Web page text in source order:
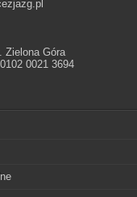
Zielona Góra
0021 3694